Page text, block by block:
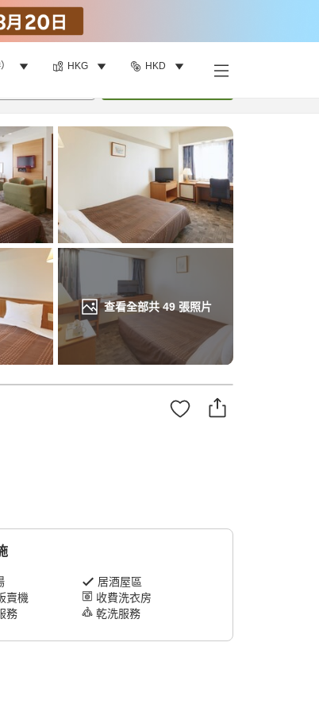
HKG HKD
查看全部共49張照片
居酒屋區
賣機
收費洗衣房
務
乾洗服務